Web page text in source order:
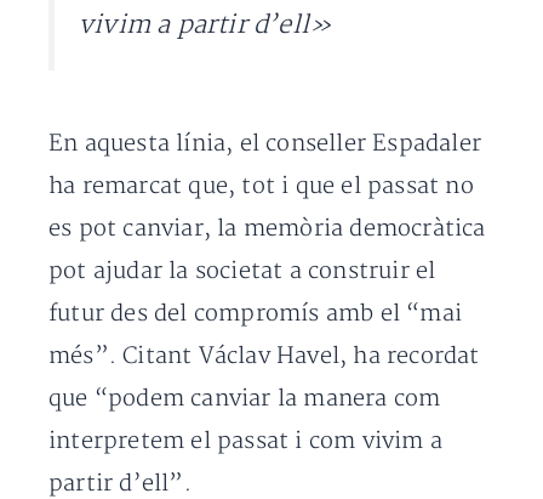
vivim a partir d’ell»
En aquesta línia, el conseller Espadaler
ha remarcat que, tot i que el passat no
es pot canviar, la memòria democràtica
pot ajudar la societat a construir el
futur des del compromís amb el “mai
més”. Citant Václav Havel, ha recordat
que “podem canviar la manera com
interpretem el passat i com vivim a
partir d’ell”.